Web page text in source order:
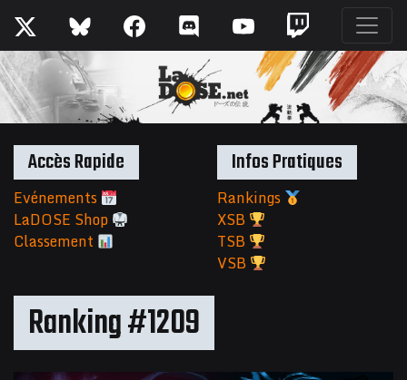
Ranking #1209
Accès Rapide
Evénements
LaDOSE Shop
Classement
Infos Pratiques
Rankings
XSB
TSB
VSB